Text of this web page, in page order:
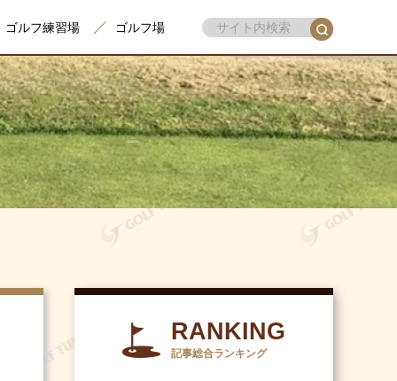
ゴルフ練習場 ゴルフ場
RANKING
記事総合ランキング